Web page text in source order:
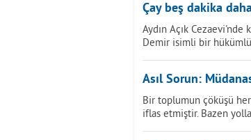
Çay beş dakika
Aydın Açık
Demir isimli bir hükümlü
Asıl Sorun:
Bir toplumun çöküşü
iflas etmiştir. Bazen